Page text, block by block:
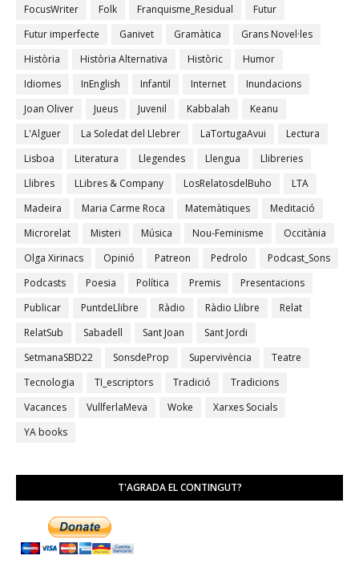
FocusWriter
Folk Franquisme_Residual
Futur
Futur imperfecte
Ganivet Gramàtica
Grans Novel·les
Història
Història Alternativa Històric
Humor
Idiomes
InEnglish Infantil Internet
Inundacions
Joan Oliver
Jueus Juvenil Kabbalah
Keanu
L'Alguer
La Soledat del Llebrer LaTortugaAvui
Lectura
Lisboa
Literatura Llegendes Llengua
Llibreries
Llibres
LLibres & Company LosRelatosdelBuho
LTA
Madeira
Maria Carme Roca Matemàtiques
Meditació
Microrelat
Misteri Música Nou-Feminisme
Occitània
Olga Xirinacs
Opinió Patreon Pedrolo
Podcast_Sons
Podcasts
Poesia Política Premis
Presentacions
Publicar
PuntdeLlibre Ràdio Ràdio Llibre
Relat
RelatSub
Sabadell Sant Joan
Sant Jordi
SetmanaSBD22
SonsdeProp Supervivència
Teatre
Tecnologia
TI_escriptors Tradició
Tradicions
Vacances
VullferlaMeva Woke
Xarxes Socials
YA books
T'AGRADA EL CONTINGUT?